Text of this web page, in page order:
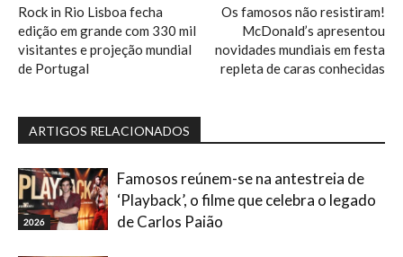
Rock in Rio Lisboa fecha
edição em grande com 330 mil
visitantes e projeção mundial
de Portugal
Os famosos não resistiram!
McDonald’s apresentou
novidades mundiais em festa
repleta de caras conhecidas
ARTIGOS RELACIONADOS
2026
Famosos reúnem-se na antestreia de
‘Playback’, o filme que celebra o legado
de Carlos Paião